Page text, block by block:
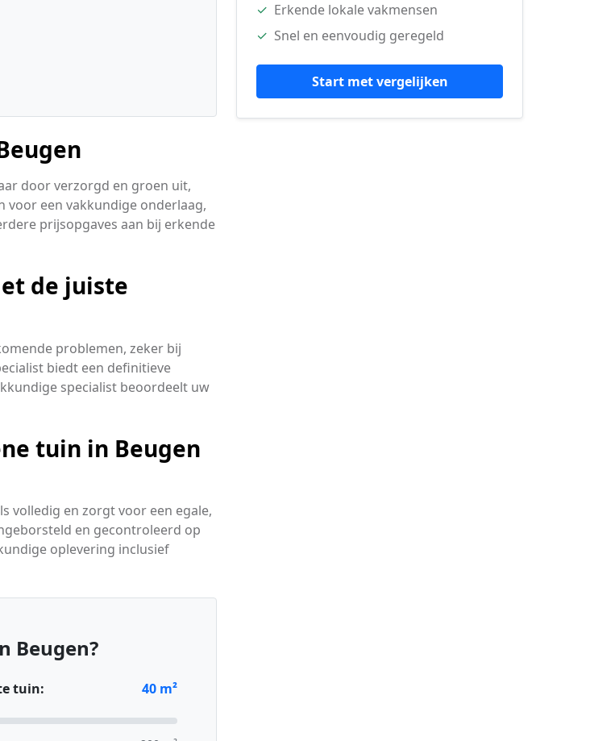
door verzorgd en groen uit,
voor een vakkundige onderlaag,
prijsopgaves aan bij erkende
de juiste
problemen, zeker bij
biedt een definitieve
specialist beoordeelt uw
tuin in Beugen
volledig en zorgt voor een egale,
en gecontroleerd op
oplevering inclusief
Beugen?
tuin: 40 m²
✓ Erkende lokale vakmensen
✓ Snel en eenvoudig geregeld
Start met vergelijken